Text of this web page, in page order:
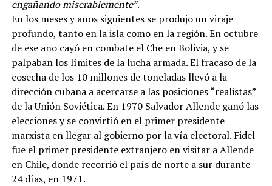
engañando miserablemente”.
En los meses y años siguientes se produjo un viraje
profundo, tanto en la isla como en la región. En octubre
de ese año cayó en combate el Che en Bolivia, y se
palpaban los límites de la lucha armada. El fracaso de la
cosecha de los 10 millones de toneladas llevó a la
dirección cubana a acercarse a las posiciones “realistas”
de la Unión Soviética. En 1970 Salvador Allende ganó las
elecciones y se convirtió en el primer presidente
marxista en llegar al gobierno por la vía electoral. Fidel
fue el primer presidente extranjero en visitar a Allende
en Chile, donde recorrió el país de norte a sur durante
24 días, en 1971.